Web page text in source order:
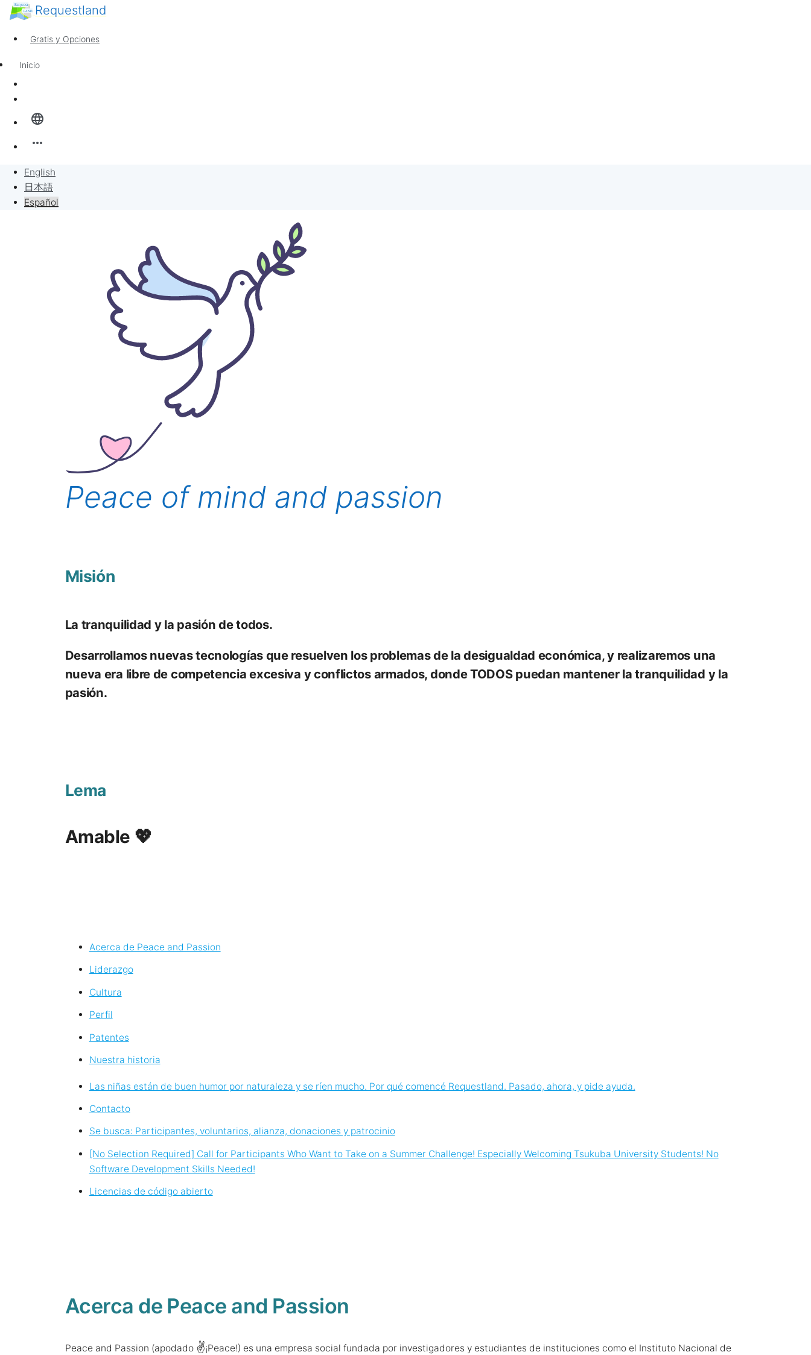
Requestland
Gratis y Opciones
Noticias
language
more_horiz
English
日本語
Español
Inicio
Vender por solicitudes
Proyecto
Cualquiera puede participar
Sobre Peace and Passion
Peace of mind and passion
Misión
La tranquilidad y la pasión de todos.
Desarrollamos nuevas tecnologías que resuelven los problemas de la desigualdad económica, y realizaremos una
nueva era libre de competencia excesiva y conflictos armados, donde TODOS puedan mantener la tranquilidad y la
pasión.
Lema
Amable 💖
Acerca de Peace and Passion
Liderazgo
Cultura
Perfil
Patentes
Nuestra historia
Las niñas están de buen humor por naturaleza y se ríen mucho. Por qué comencé Requestland. Pasado, ahora, y pide ayuda.
Contacto
Se busca: Participantes, voluntarios, alianza, donaciones y patrocinio
[No Selection Required] Call for Participants Who Want to Take on a Summer Challenge! Especially Welcoming Tsukuba University Students! No
Software Development Skills Needed!
Licencias de código abierto
Acerca de Peace and Passion
Peace and Passion (apodado ✌️¡Peace!) es una empresa social fundada por investigadores y estudiantes de instituciones como el Instituto Nacional de